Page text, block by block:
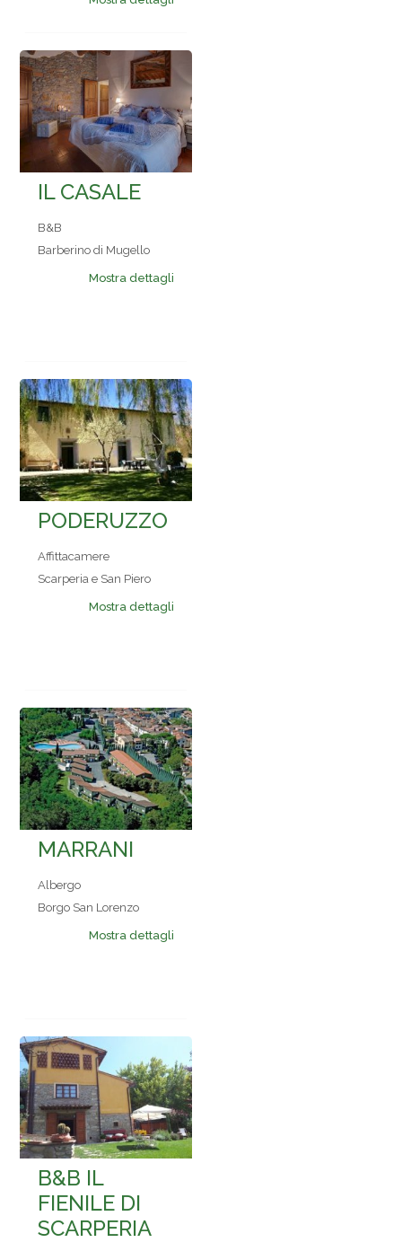
IL CASALE
B&B
Barberino di Mugello
Mostra dettagli
PODERUZZO
Affittacamere
Scarperia e San Piero
Mostra dettagli
MARRANI
Albergo
Borgo San Lorenzo
Mostra dettagli
B&B IL
FIENILE DI
SCARPERIA